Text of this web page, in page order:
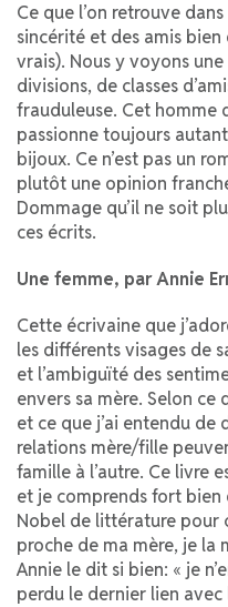
Ce que l’on retrouve
sincérité et des amis
vrais). Nous y voyons
divisions, de classes
frauduleuse. Cet homme
passionne toujours
bijoux. Ce n’est pas un
plutôt une opinion
Dommage qu’il ne soit
ces écrits.
Une femme, par Annie
Cette écrivaine que
les différents visages de
et l’ambiguïté des
envers sa mère. Selon ce
et ce que j’ai entendu de
relations mère/fille
famille à l’autre. Ce livre
et je comprends fort bien
Nobel de littérature pour
proche de ma mère, je la
Annie le dit si bien: « je
perdu le dernier lien avec